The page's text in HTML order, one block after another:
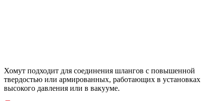
Хомут подходит для соединения шлангов с повышенной
твердостью или армированных, работающих в установках
высокого давления или в вакууме.